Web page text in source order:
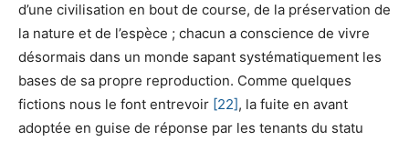
d’une civilisation en bout de course, de la préservation de
la nature et de l’espèce ; chacun a conscience de vivre
désormais dans un monde sapant systématiquement les
bases de sa propre reproduction. Comme quelques
fictions nous le font entrevoir [22], la fuite en avant
adoptée en guise de réponse par les tenants du statu